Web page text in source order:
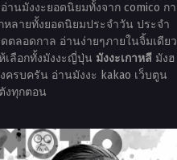
านมังงะยอดนิยมทั้งจาก comico กา
หลายทั้งยอดนิยมประจำวัน ประจำ
ตลอดกาล อ่านง่ายๆภายในจิ้มเดียว
เลือกทั้งมังงะญี่ปุ่น มังงะเกาหลีมังฮ
ครบครัน อ่านมังงะ kakao เว็บตูน
งทุกตอน